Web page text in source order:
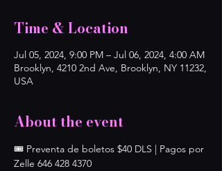
Time & Location
Jul 05, 2024, 9:00 PM – Jul 06, 2024, 4:00 AM
Brooklyn, 4210 2nd Ave, Brooklyn, NY 11232,
USA
About the event
🎟️ Preventa de boletos $40 DLS | Pagos por
Zelle 646 428 4370